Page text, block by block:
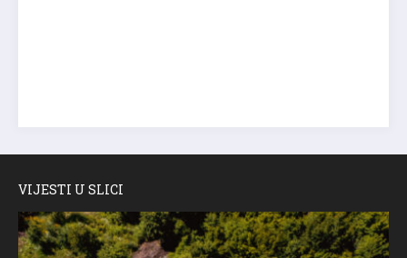
VIJESTI U SLICI